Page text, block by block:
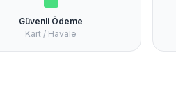
Güvenli Ödeme
Kart / Havale